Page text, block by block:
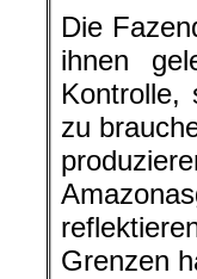
Die
ihnen
Kontrolle,
zu
Grenzen